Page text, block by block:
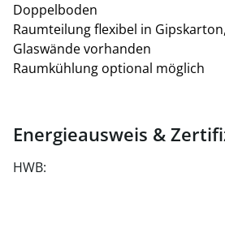
Doppelboden
Raumteilung flexibel in
Glaswände vorhanden
Raumkühlung optional möglich
Energieausweis &
HWB: